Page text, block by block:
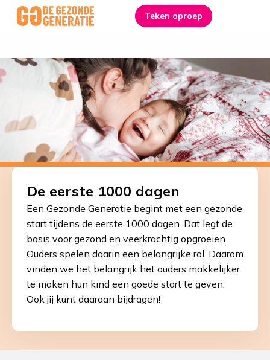
Link
to
Teken oproep
De eerste 1000 dagen
De eerste 1000 dagen
Een Gezonde Generatie begint met een gezonde
start tijdens de eerste 1000 dagen. Dat legt de
basis voor gezond en veerkrachtig opgroeien.
Ouders spelen daarin een belangrijke rol. Daarom
vinden we het belangrijk het ouders makkelijker
te maken hun kind een goede start te geven.
Ook jij kunt daaraan bijdragen!